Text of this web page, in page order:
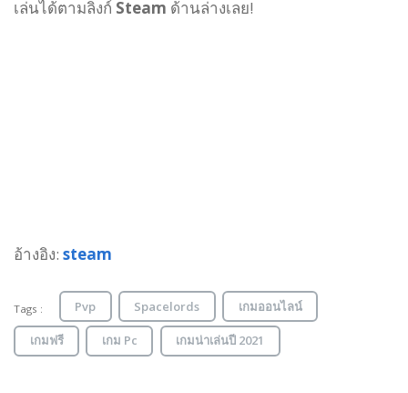
เล่นได้ตามลิงก์ Steam ด้านล่างเลย!
อ้างอิง: steam
Tags : Pvp Spacelords เกมออนไลน์
เกมฟรี เกม Pc เกมน่าเล่นปี 2021